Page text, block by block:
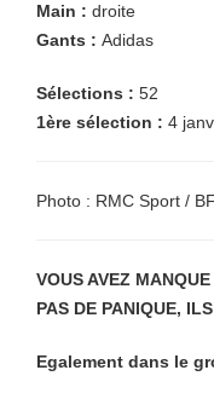
Main : droite
Gants : Adidas
Sélections : 52
1ère sélection : 4
Photo : RMC Sport /
VOUS AVEZ
PAS DE PANIQUE,
Egalement dans le